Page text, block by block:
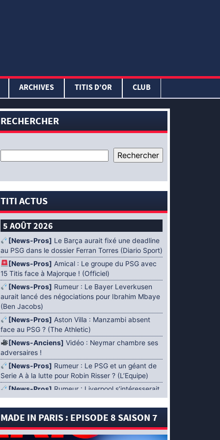
ARCHIVES TITIS D’OR CLUB
RECHERCHER
TITI ACTUS
5 AOÛT 2026
[News-Pros] Le Barça aurait fixé une deadline
au PSG dans le dossier Ferran Torres (Diario Sport)
[News-Pros] Amical : Le groupe du PSG avec
15 Titis face à Majorque ! (Officiel)
[News-Pros] Rumeur : Le Bayer Leverkusen
aurait lancé des négociations pour Ibrahim Mbaye
(Ben Jacobs)
[News-Pros] Aston Villa : Manzambi absent
face au PSG ? (The Athletic)
[News-Anciens] Vidéo : Neymar chambre ses
adversaires !
[News-Pros] Rumeur : Le PSG et un géant de
Serie A à la lutte pour Robin Risser ? (L’Equipe)
[News-Pros] Rumeur : Liverpool s’intéresserait
à Ibrahim Mbaye en plus de Bradley Barcola
(Fabrizio Romano)
[News-Pros]Rumeur : Accord contractuel
trouvé entre le PSG et Mika Godts (Fabrizio
MADE IN PARIS : EPISODE 8 SAISON 7